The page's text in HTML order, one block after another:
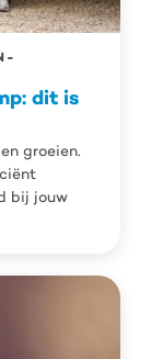
dit is
groeien.
bij jouw